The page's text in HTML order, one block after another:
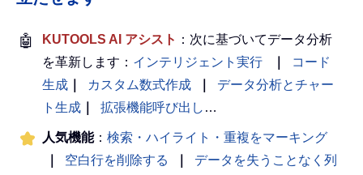
🤖 KUTOOLS AI アシスト ：次に基づいてデータ分析
を革新します： インテリジェント実行
コード
生成
カスタム数式作成
データ分析とチャー
ト生成
拡張機能呼び出し …
人気機能： 検索・ハイライト・重複をマーキング
空白行を削除する
データを失うことなく列